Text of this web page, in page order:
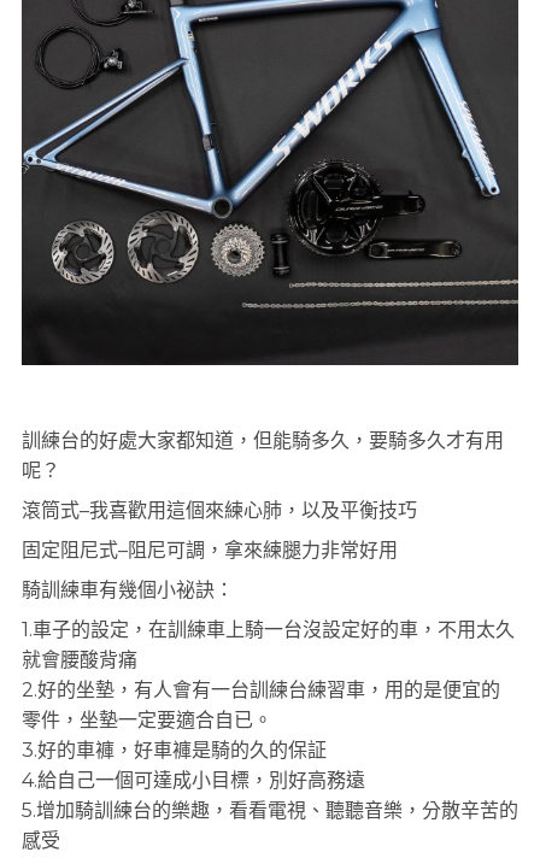
訓練台的好處大家都知道，但能騎多久，要騎多久才有用
呢？
滾筒式–我喜歡用這個來練心肺，以及平衡技巧
固定阻尼式–阻尼可調，拿來練腿力非常好用
騎訓練車有幾個小祕訣：
1.車子的設定，在訓練車上騎一台沒設定好的車，不用太久
就會腰酸背痛
2.好的坐墊，有人會有一台訓練台練習車，用的是便宜的
零件，坐墊一定要適合自已。
3.好的車褲，好車褲是騎的久的保証
4.給自己一個可達成小目標，別好高務遠
5.增加騎訓練台的樂趣，看看電視、聽聽音樂，分散辛苦的
感受